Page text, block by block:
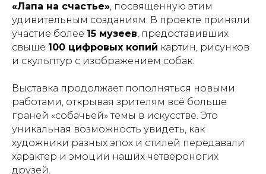
«Лапа на счастье», посвященную этим
удивительным созданиям. В проекте приняли
участие более 15 музеев, предоставивших
свыше 100 цифровых копий картин, рисунков
и скульптур с изображением собак.
Выставка продолжает пополняться новыми
работами, открывая зрителям всё больше
граней «собачьей» темы в искусстве. Это
уникальная возможность увидеть, как
художники разных эпох и стилей передавали
характер и эмоции наших четвероногих
друзей.